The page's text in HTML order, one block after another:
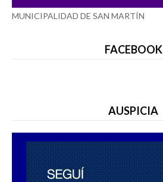
MUNICIPALIDAD DE SAN MARTÍN
FACEBOOK
AUSPICIA